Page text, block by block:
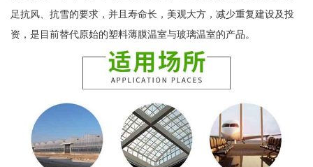
足抗风、抗雪的要求，并且寿命长，美观大方，减少重复建设及投
资，是目前替代原始的塑料薄膜温室与玻璃温室的产品。